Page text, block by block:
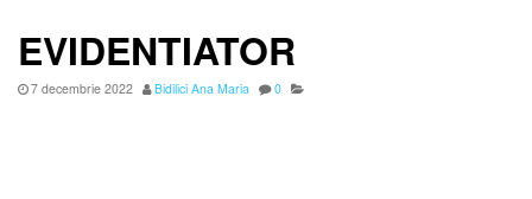
EVIDENTIATOR
7 decembrie 2022 Bidilici Ana Maria 0